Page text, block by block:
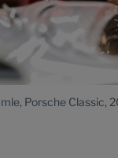
Porsche Classic,